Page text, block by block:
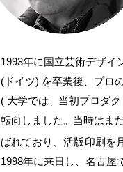
1993年に国立芸術デザイ
(ドイツ) を卒業後、プロ
( 大学では
当初プロダ
転向しました 。 当時はま
ばれており、 活版印刷を
1998年に来日し、名古屋